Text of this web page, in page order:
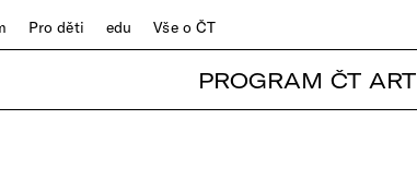
Pro děti edu Vše o ČT
PROGRAM ČT ART